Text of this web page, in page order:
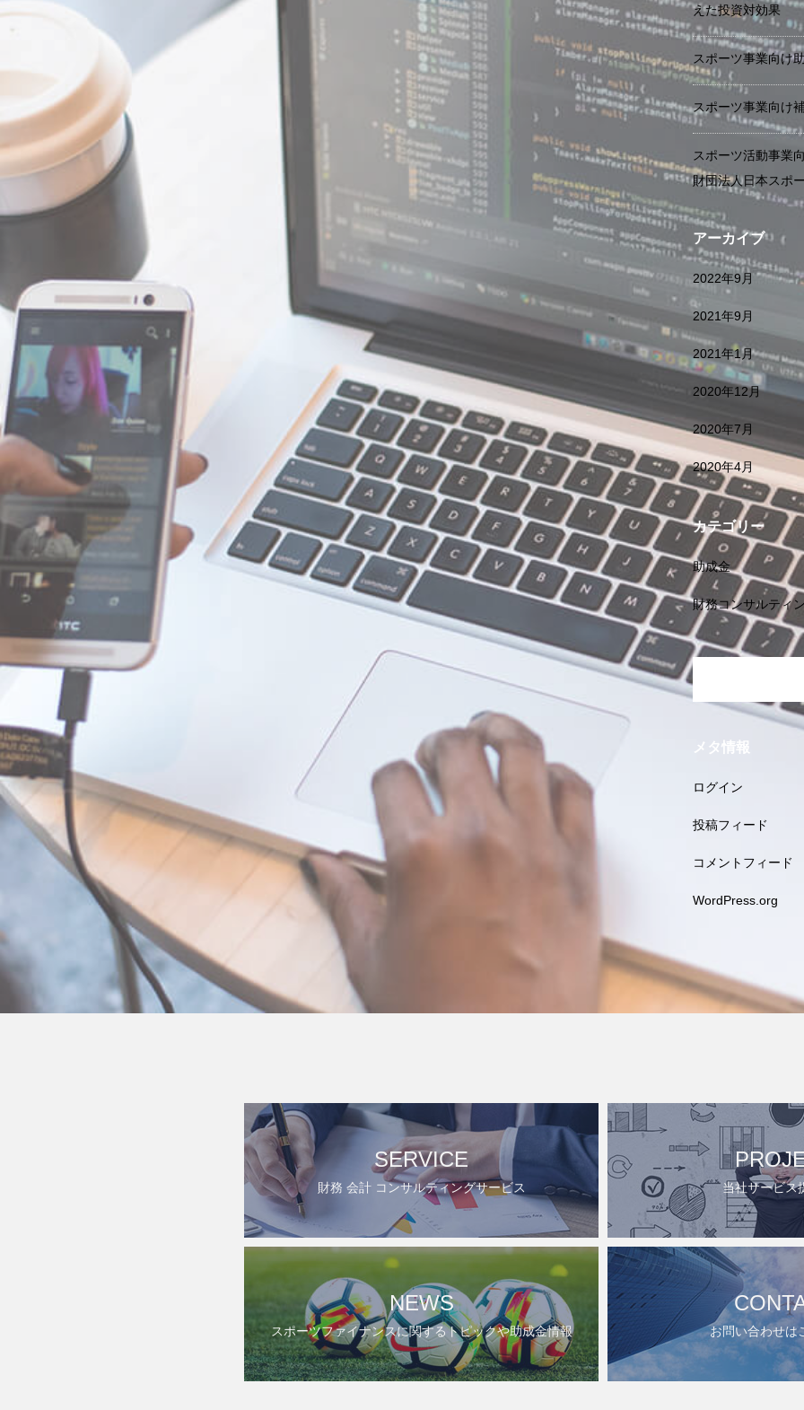
えた投資対効果
スポーツ事業向け
スポーツ事業向け
スポーツ活動事業
財団法人日本スポ
アーカイブ
2022年9月
2021年9月
2021年1月
2020年12月
2020年7月
2020年4月
カテゴリー
助成金
財務コンサルティ
メタ情報
ログイン
投稿フィード
コメントフィード
WordPress.org
SERVICE
財務 会計 コンサルティングサービス 当社サービス
NEWS
スポーツファイナンスに関するトピックや助成金情報 お問い合わせは